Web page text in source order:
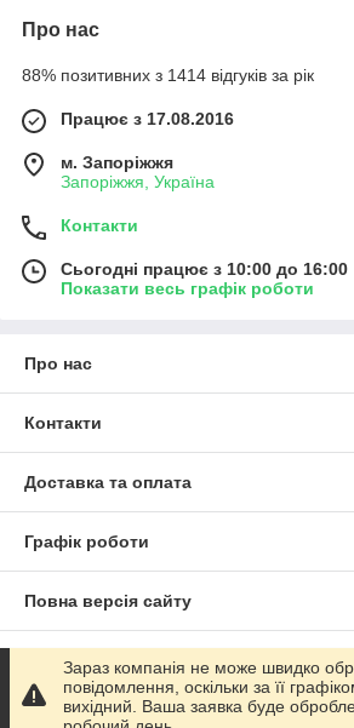
Про нас
88% позитивних з 1414 відгуків за рік
Працює з 17.08.2016
м. Запоріжжя
Запоріжжя, Україна
Контакти
Сьогодні працює з 10:00 до 16:00
Показати весь графік роботи
Про нас
Контакти
Доставка та оплата
Графік роботи
Повна версія сайту
Сайт створено на маркетплейсі
Політика конфіденційності
Зараз компанія не може швидко
повідомлення, оскільки за її
вихідний. Ваша заявка буде